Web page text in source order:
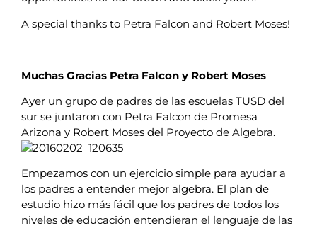
A special thanks to Petra Falcon and Robert Moses!
Muchas Gracias Petra Falcon y Robert Moses
Ayer un grupo de padres de las escuelas TUSD del
sur se juntaron con Petra Falcon de Promesa
Arizona y Robert Moses del Proyecto de Algebra.
Empezamos con un ejercicio simple para ayudar a
los padres a entender mejor algebra. El plan de
estudio hizo más fácil que los padres de todos los
niveles de educación entendieran el lenguaje de las